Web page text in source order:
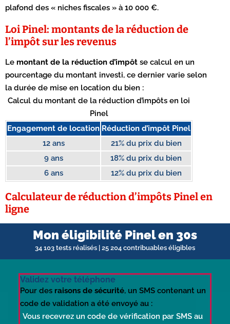
plafond des « niches fiscales » à 10 000 €.
Loi Pinel: montants de la réduction de
l’impôt sur les revenus
Le montant de la réduction d’impôt se calcul en un
pourcentage du montant investi, ce dernier varie selon
la durée de mise en location du bien :
Calcul du montant de la réduction d’impôts en loi
Pinel
Engagement de location Réduction d’impôt Pinel
12 ans
21% du prix du bien
9 ans
18% du prix du bien
6 ans
12% du prix du bien
Calculateur de réduction d’impôts Pinel en
ligne
Mon éligibilité Pinel en 30s
34 103 tests réalisés | 25 204 contribuables éligibles
Validez votre téléphone
Pour des raisons de sécurité, un SMS contenant un
code de validation a été envoyé au :
Vous recevrez un code de vérification par SMS au